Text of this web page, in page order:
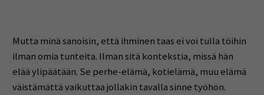
Mutta minä sanoisin, että ihminen taas ei voi tulla töihin
ilman omia tunteita. Ilman sitä kontekstia, missä hän
elää ylipäätään. Se perhe-elämä, kotielämä, muu elämä
väistämättä vaikuttaa jollakin tavalla sinne työhön.